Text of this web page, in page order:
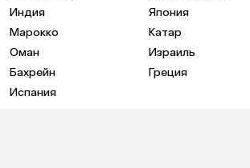
Индия
Япония
Марокко
Катар
Оман
Израиль
Бахрейн
Греция
Испания